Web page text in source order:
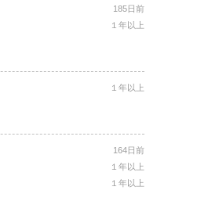
185日前
１年以上
１年以上
164日前
１年以上
１年以上